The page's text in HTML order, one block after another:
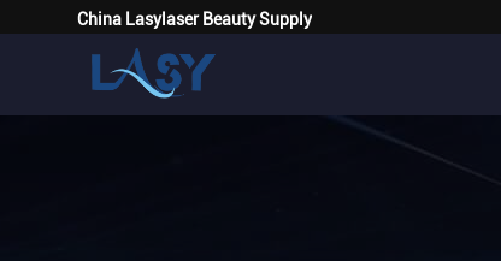
China Lasylaser Beauty Supply